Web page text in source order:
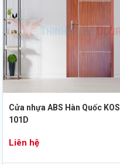
Cửa nhựa ABS Hàn Quốc KOS
101D
Liên hệ